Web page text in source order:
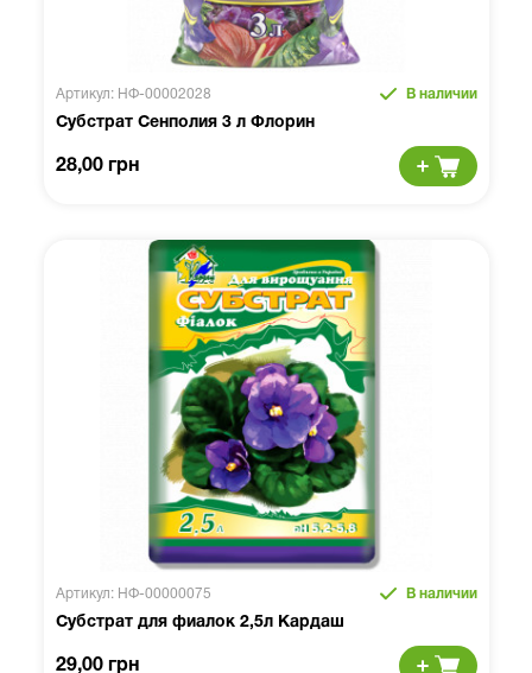
Артикул: НФ-00002028 В наличии
Субстрат Сенполия 3 л Флорин
28,00 грн
Артикул: НФ-00000075 В наличии
Субстрат для фиалок 2,5л Кардаш
29,00 грн